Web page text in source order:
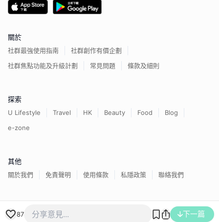
87 下一篇
關於
社群最強使用指南
社群創作有價企劃
社群焦點功能及升級計劃
常見問題 條款及細則
探索
U Lifestyle Travel HK Beauty Food
Blog
e-zone
其他
關於我們 免責聲明 使用條款 私隱政策 聯絡我們
香港經濟日報版權所有©